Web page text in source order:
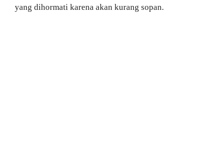
yang dihormati karena akan kurang sopan.